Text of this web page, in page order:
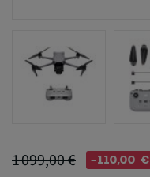
1 099,00 € -110,00 €